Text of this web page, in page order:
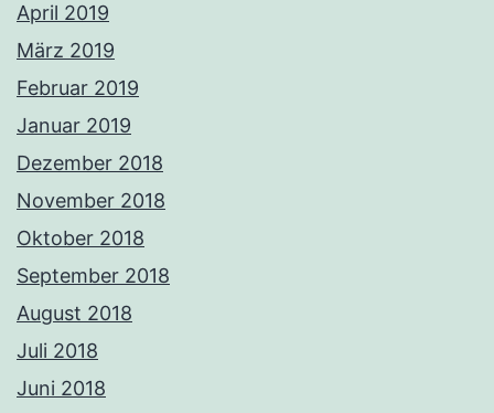
April 2019
März 2019
Februar 2019
Januar 2019
Dezember 2018
November 2018
Oktober 2018
September 2018
August 2018
Juli 2018
Juni 2018